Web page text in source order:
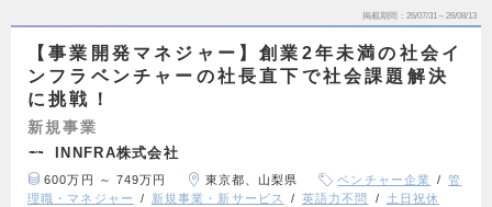
掲載期間 26/07/31～26/08/13
【事業開発マネジャー】創業2年未満の社会イ
ンフラベンチャーの社長直下で社会課題解決
に挑戦！
新規事業
INNFRA株式会社
600万円 ～ 749万円 東京都、山梨県 ベンチャー企業
管
理職・マネジャー
新規事業・新サービス 英語力不問
土日祝休